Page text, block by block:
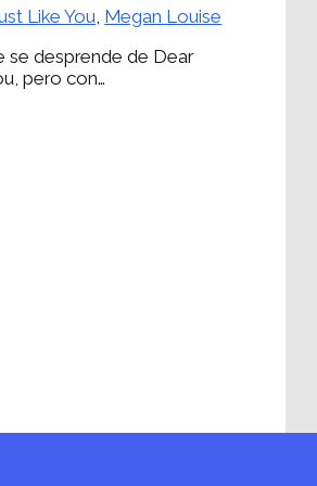
Like You, Megan Louise
se desprende de Dear
pero con…